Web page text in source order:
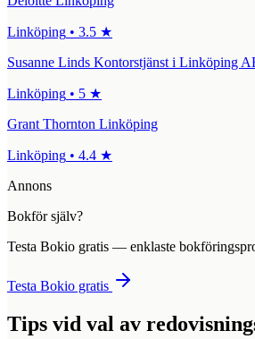
Linköping • 3.5 ★
Susanne Linds Kontorstjänst i Linköping
Linköping • 5 ★
Grant Thornton Linköping
Linköping • 4.4 ★
Annons
Bokför själv?
Testa Bokio gratis — enklaste
Testa Bokio gratis
Tips vid val av